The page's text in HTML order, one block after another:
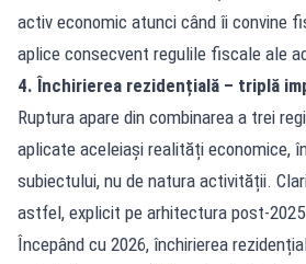
activ economic atunci când îi convine
aplice consecvent regulile fiscale ale
4. Închirierea rezidențială – triplă
Ruptura apare din combinarea a trei
aplicate aceleiași realități economice,
subiectului, nu de natura activității.
astfel, explicit pe arhitectura post-
Începând cu 2026, închirierea